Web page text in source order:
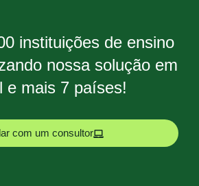
instituições de ensino
nossa solução em
e mais 7 países!
com um consultor